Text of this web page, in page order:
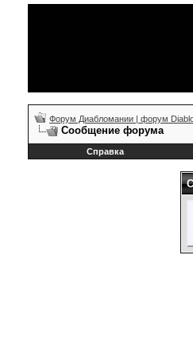
Форум Диабломании | форум
Сообщение форума
Справка